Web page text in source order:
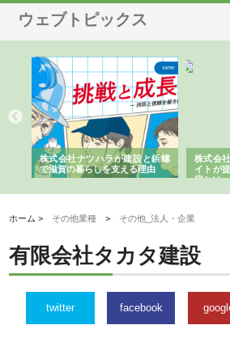
ウェブトピックス
株式会社メタルエースの企業サ
イトが提供する充実した情報内
容とは
株式会
みを徹底
ホーム > その他業種 > その他_法人・企業
有限会社タカタ建設
twitter facebook